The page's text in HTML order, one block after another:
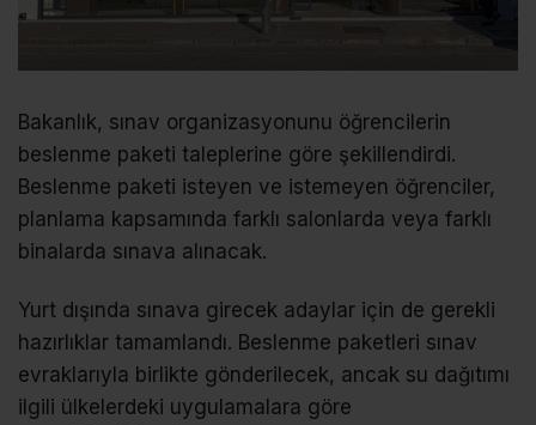
Bakanlık, sınav organizasyonunu öğrencilerin
beslenme paketi taleplerine göre şekillendirdi.
Beslenme paketi isteyen ve istemeyen öğrenciler,
planlama kapsamında farklı salonlarda veya farklı
binalarda sınava alınacak.
Yurt dışında sınava girecek adaylar için de gerekli
hazırlıklar tamamlandı. Beslenme paketleri sınav
evraklarıyla birlikte gönderilecek, ancak su dağıtımı
ilgili ülkelerdeki uygulamalara göre